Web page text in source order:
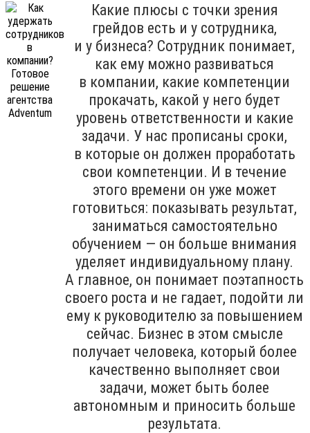
Какие плюсы с точки зрения
грейдов есть и у сотрудника,
и у бизнеса? Сотрудник понимает,
как ему можно развиваться
в компании, какие компетенции
прокачать, какой у него будет
уровень ответственности и какие
задачи. У нас прописаны сроки,
в которые он должен проработать
свои компетенции. И в течение
этого времени он уже может
готовиться: показывать результат,
заниматься самостоятельно
обучением — он больше внимания
уделяет индивидуальному плану.
А главное, он понимает поэтапность
своего роста и не гадает, подойти ли
ему к руководителю за повышением
сейчас. Бизнес в этом смысле
получает человека, который более
качественно выполняет свои
задачи, может быть более
автономным и приносить больше
результата.